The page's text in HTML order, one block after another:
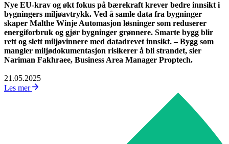
Nye EU-krav og økt fokus på bærekraft krever bedre innsikt i
bygningers miljøavtrykk. Ved å samle data fra bygninger
skaper Malthe Winje Automasjon løsninger som reduserer
energiforbruk og gjør bygninger grønnere. Smarte bygg blir
rett og slett miljøvinnere med datadrevet innsikt. – Bygg som
mangler miljødokumentasjon risikerer å bli strandet, sier
Nariman Fakhraee, Business Area Manager Proptech.
21.05.2025
Les mer